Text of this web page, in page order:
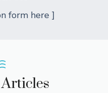
form here ]